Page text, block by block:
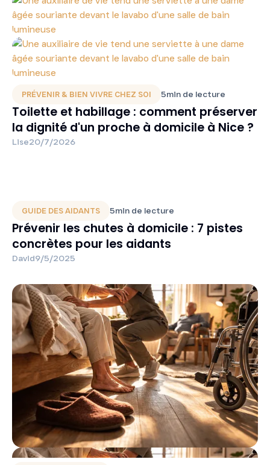
PRÉVENIR & BIEN VIVRE CHEZ SOI 5min de lecture
Toilette et habillage : comment préserver
la dignité d'un proche à domicile à Nice ?
Lise20/7/2026
GUIDE DES AIDANTS 5min de lecture
Prévenir les chutes à domicile : 7 pistes
concrètes pour les aidants
David9/5/2025